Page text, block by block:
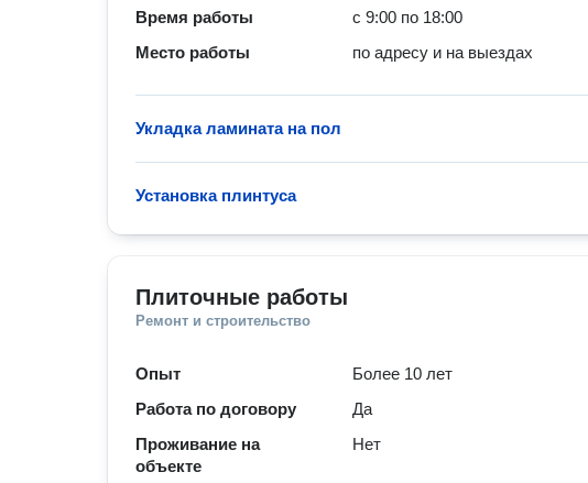
Время работы
с 9:00 по 18:00
Место работы
по адресу и на выездах
Укладка ламината на пол
Установка плинтуса
Плиточные работы
Ремонт и строительство
Опыт
Более 10 лет
Работа по договору
Да
Проживание на
объекте
Нет